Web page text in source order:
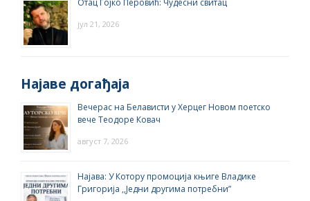
Отац Гојко Перовић: Чудесни свитац
јул 21, 2026
Најаве догађаја
Вечерас на Белависти у Херцег Новом поетско
вече Теодоре Ковач
август 7, 2026
Најава: У Котору промоција књиге Владике
Григорија ,,Једни другима потребни”